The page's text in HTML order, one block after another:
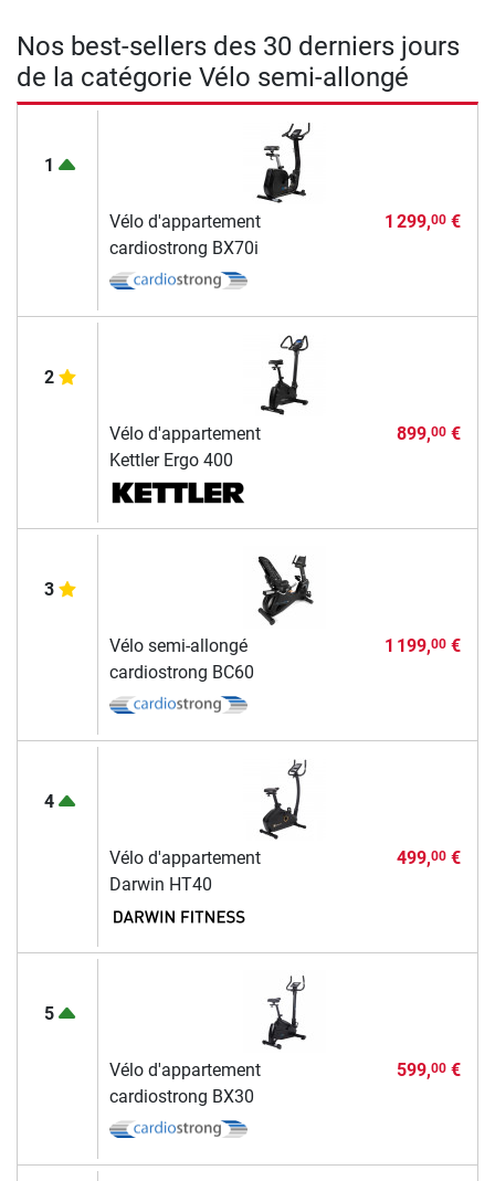
Nos best-sellers des 30 derniers jours
de la catégorie Vélo semi-allongé
1
Vélo d'appartement
cardiostrong BX70i
1 299,00€
2
Vélo d'appartement
Kettler Ergo 400
899,00€
3
Vélo semi-allongé
cardiostrong BC60
1 199,00€
4
Vélo d'appartement
Darwin HT40
499,00€
5
Vélo d'appartement
cardiostrong BX30
599,00€